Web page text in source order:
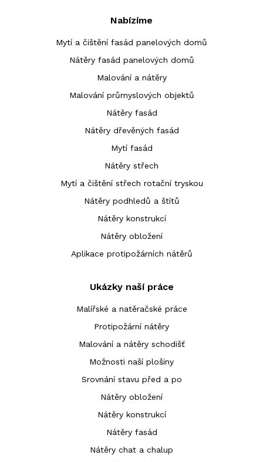
Nabízíme
Mytí a čištění fasád panelových domů
Nátěry fasád panelových domů
Malování a nátěry
Malování průmyslových objektů
Nátěry fasád
Nátěry dřevěných fasád
Mytí fasád
Nátěry střech
Mytí a čištění střech rotační tryskou
Nátěry podhledů a štítů
Nátěry konstrukcí
Nátěry obložení
Aplikace protipožárních nátěrů
Ukázky naší práce
Malířské a natěračské práce
Protipožární nátěry
Malování a nátěry schodišť
Možnosti naší plošiny
Srovnání stavu před a po
Nátěry obložení
Nátěry konstrukcí
Nátěry fasád
Nátěry chat a chalup